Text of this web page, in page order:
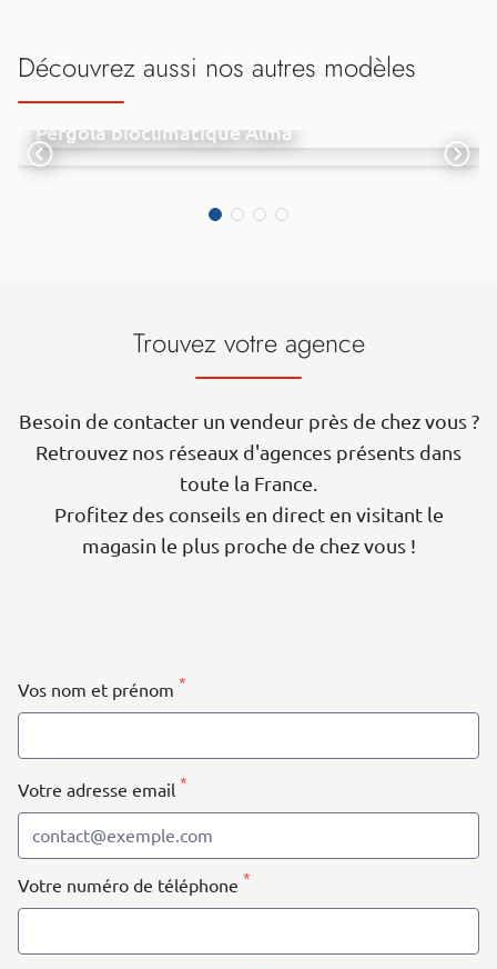
Découvrez aussi nos autres modèles
Pergola bioclimatique Alma
Trouvez votre agence
Besoin de contacter un vendeur près de chez vous ?
Retrouvez nos réseaux d'agences présents dans
toute la France.
Profitez des conseils en direct en visitant le
magasin le plus proche de chez vous !
Vos nom et prénom *
Votre adresse email *
Votre numéro de téléphone *